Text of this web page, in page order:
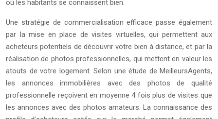
où les habitants se connaissent bien.
Une stratégie de commercialisation efficace passe également
par la mise en place de visites virtuelles, qui permettent aux
acheteurs potentiels de découvrir votre bien à distance, et par la
réalisation de photos professionnelles, qui mettent en valeur les
atouts de votre logement. Selon une étude de MeilleursAgents,
les annonces immobilières avec des photos de qualité
professionnelle reçoivent en moyenne 4 fois plus de visites que
les annonces avec des photos amateurs. La connaissance des